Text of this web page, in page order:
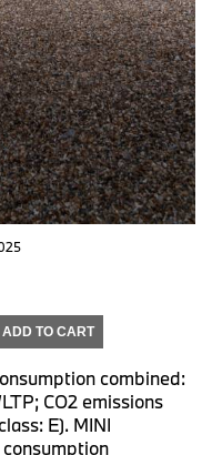
ADD TO CART
combined:
CO2 emissions
E). MINI